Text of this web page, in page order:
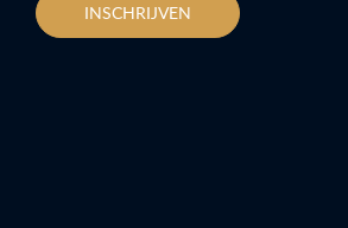
INSCHRIJVEN